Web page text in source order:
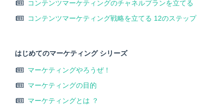
コンテンツマーケティングのチャネルプランを立てる
コンテンツマーケティング戦略を立てる 12のステップ
はじめてのマーケティング シリーズ
マーケティングやろうぜ！
マーケティングの目的
マーケティングとは ？